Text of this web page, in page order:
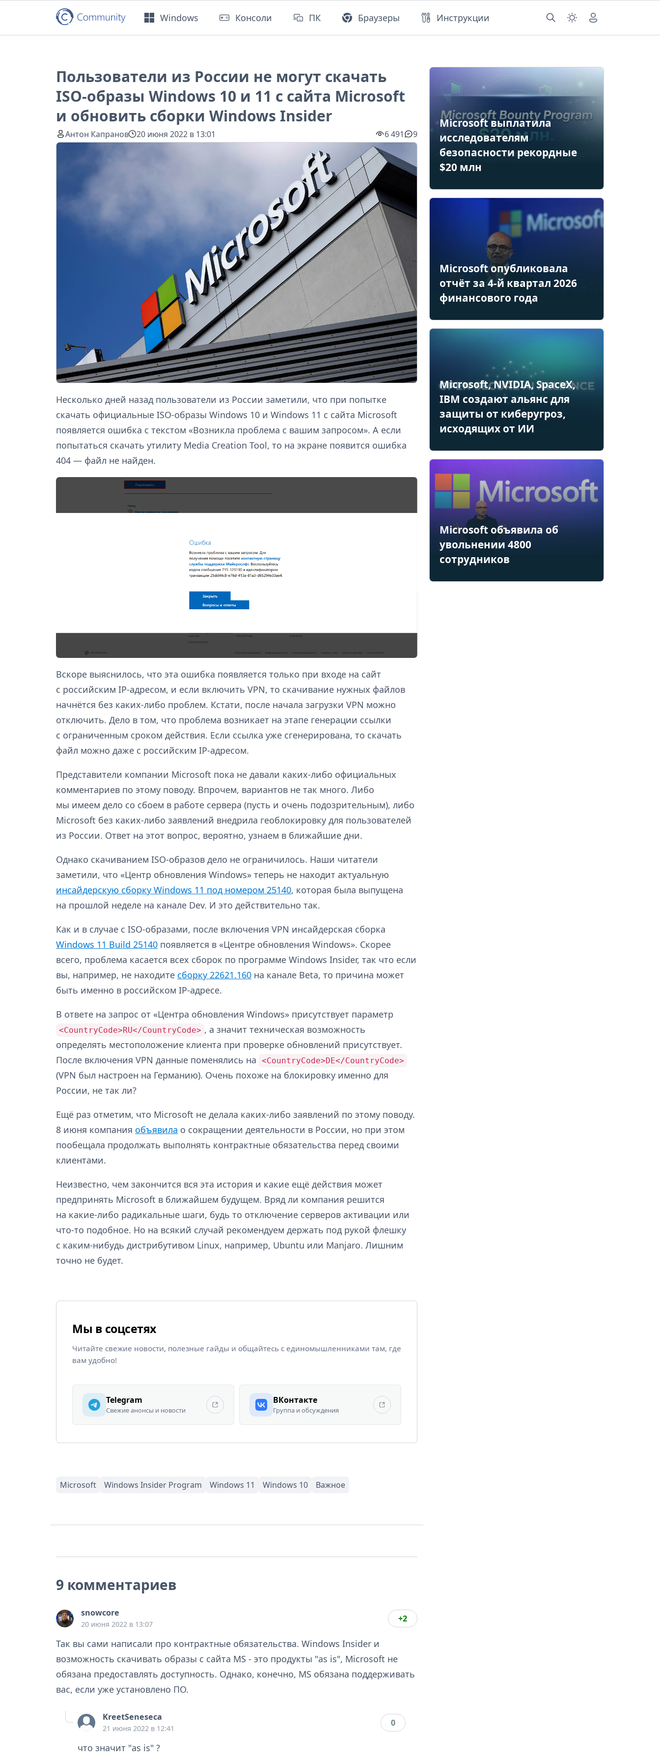
Windows Консоли ПК Браузеры Инструкции
Пользователи из России не могут скачать
ISO-образы Windows 10 и 11 с сайта Microsoft
и обновить сборки Windows Insider
Антон Капранов 20 июня 2022 в 13:01 6 491 9
Несколько дней назад пользователи из России заметили, что при попытке
скачать официальные ISO-образы Windows 10 и Windows 11 с сайта Microsoft
появляется ошибка с текстом «Возникла проблема с вашим запросом». А если
попытаться скачать утилиту Media Creation Tool, то на экране появится ошибка
404 — файл не найден.
Вскоре выяснилось, что эта ошибка появляется только при входе на сайт
с российским IP-адресом, и если включить VPN, то скачивание нужных файлов
начнётся без каких-либо проблем. Кстати, после начала загрузки VPN можно
отключить. Дело в том, что проблема возникает на этапе генерации ссылки
с ограниченным сроком действия. Если ссылка уже сгенерирована, то скачать
файл можно даже с российским IP-адресом.
Представители компании Microsoft пока не давали каких-либо официальных
комментариев по этому поводу. Впрочем, вариантов не так много. Либо
мы имеем дело со сбоем в работе сервера (пусть и очень подозрительным), либо
Microsoft без каких-либо заявлений внедрила геоблокировку для пользователей
из России. Ответ на этот вопрос, вероятно, узнаем в ближайшие дни.
Однако скачиванием ISO-образов дело не ограничилось. Наши читатели
заметили, что «Центр обновления Windows» теперь не находит актуальную
инсайдерскую сборку Windows 11 под номером 25140, которая была выпущена
на прошлой неделе на канале Dev. И это действительно так.
Как и в случае с ISO-образами, после включения VPN инсайдерская сборка
Windows 11 Build 25140 появляется в «Центре обновления Windows». Скорее
всего, проблема касается всех сборок по программе Windows Insider, так что если
вы, например, не находите сборку 22621.160 на канале Beta, то причина может
быть именно в российском IP-адресе.
В ответе на запрос от «Центра обновления Windows» присутствует параметр
<CountryCode>RU</CountryCode> , а значит техническая возможность
определять местоположение клиента при проверке обновлений присутствует.
После включения VPN данные поменялись на
<CountryCode>DE</CountryCode>
(VPN был настроен на Германию). Очень похоже на блокировку именно для
России, не так ли?
Ещё раз отметим, что Microsoft не делала каких-либо заявлений по этому поводу.
8 июня компания объявила о сокращении деятельности в России, но при этом
пообещала продолжать выполнять контрактные обязательства перед своими
клиентами.
Неизвестно, чем закончится вся эта история и какие ещё действия может
предпринять Microsoft в ближайшем будущем. Вряд ли компания решится
на какие-либо радикальные шаги, будь то отключение серверов активации или
что-то подобное. Но на всякий случай рекомендуем держать под рукой флешку
с каким-нибудь дистрибутивом Linux, например, Ubuntu или Manjaro. Лишним
точно не будет.
Мы в соцсетях
Читайте свежие новости, полезные гайды и общайтесь с единомышленниками там, где
вам удобно!
Telegram
Свежие анонсы и новости
ВКонтакте
Группа и обсуждения
9 комментариев
snowcore
20 июня 2022 в 13:07
+2
Так вы сами написали про контрактные обязательства. Windows Insider и
возможность скачивать образы с сайта MS - это продукты "as is", Microsoft не
обязана предоставлять доступность. Однако, конечно, MS обязана поддерживать
вас, если уже установлено ПО.
KreetSeneseca
21 июня 2022 в 12:41
0
что значит "as is" ?
Microsoft выплатила
исследователям
безопасности рекордные
$20 млн
Microsoft опубликовала
отчёт за 4-й квартал 2026
финансового года
Microsoft, NVIDIA, SpaceX,
IBM создают альянс для
защиты от киберугроз,
исходящих от ИИ
Microsoft объявила об
увольнении 4800
сотрудников